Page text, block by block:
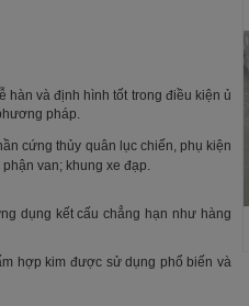
hàn và định hình tốt trong điều kiện ủ
pháp.
cứng thủy quân lục chiến, phụ kiện
van; khung xe đạp.
dụng kết cấu chẳng hạn như hàng
hợp kim được sử dụng phổ biến và